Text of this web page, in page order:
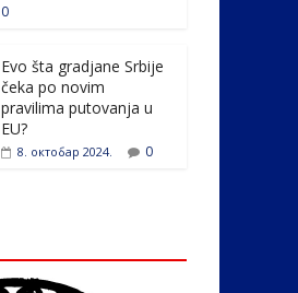
0
Evo šta gradjane Srbije
čeka po novim
pravilima putovanja u
EU?
8. октобар 2024. 0